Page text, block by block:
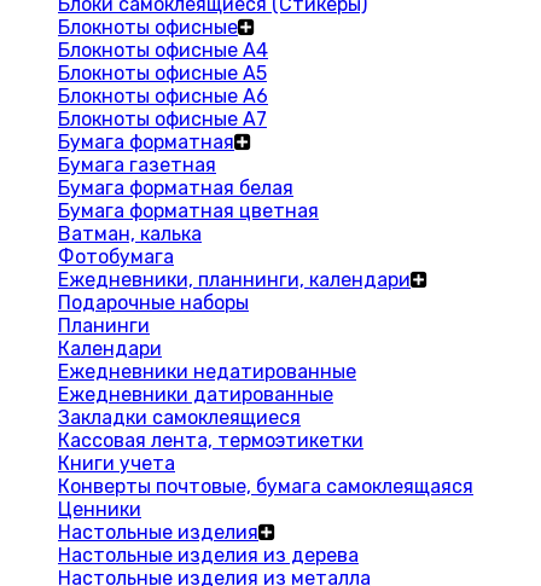
Блокноты офисные
Блокноты офисные A4
Блокноты офисные A5
Блокноты офисные A6
Блокноты офисные A7
Бумага форматная
Бумага газетная
Бумага форматная белая
Бумага форматная цветная
Ватман, калька
Фотобумага
Ежедневники, планнинги, календари
Подарочные наборы
Планинги
Календари
Ежедневники недатированные
Ежедневники датированные
Закладки самоклеящиеся
Кассовая лента, термоэтикетки
Книги учета
Конверты почтовые, бумага самоклеящаяся
Ценники
Настольные изделия
Настольные изделия из дерева
Настольные изделия из металла